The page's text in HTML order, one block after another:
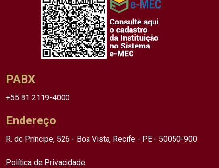
PABX
+55 81 2119-4000
Endereço
R. do Príncipe, 526 - Boa Vista, Recife - PE - 50050-900
Política de Privacidade